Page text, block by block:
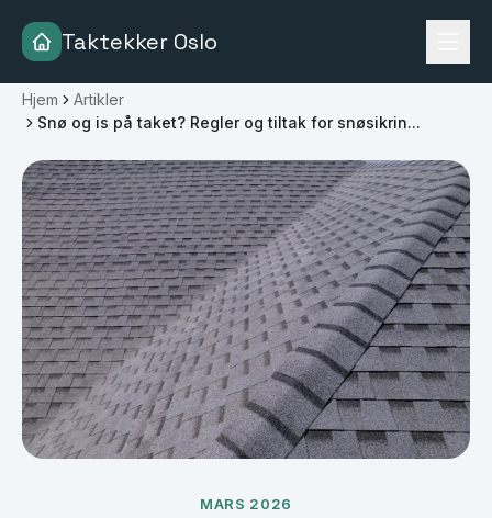
Taktekker Oslo
Hjem
Artikler
Snø og is på taket? Regler og tiltak for snøsikrin...
MARS 2026